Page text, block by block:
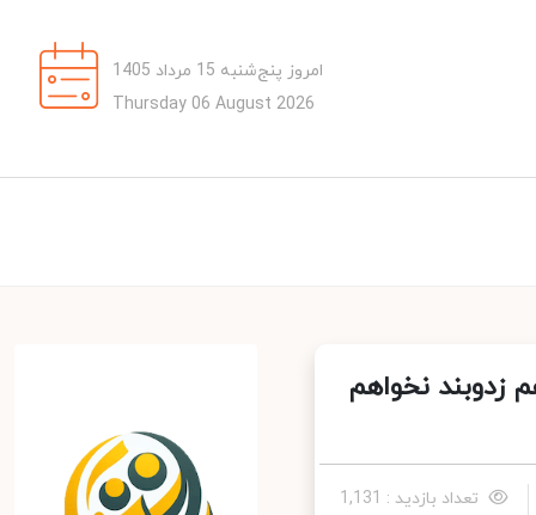
امروز پنج‌شنبه 15 مرداد 1405
Thursday 06 August 2026
نخواهم
تعداد بازدید : 1,131